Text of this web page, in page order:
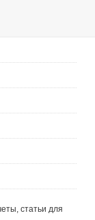
статьи для